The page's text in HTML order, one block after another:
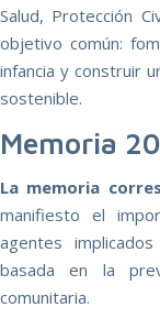
Salud, Protección
objetivo común:
infancia y construir
sostenible.
Memoria
La memoria
manifiesto el
agentes
basada en la
comunitaria.